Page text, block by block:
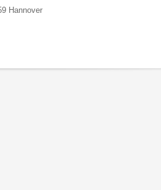
Hannover